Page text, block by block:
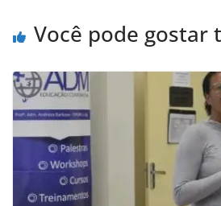
Você pode gostar